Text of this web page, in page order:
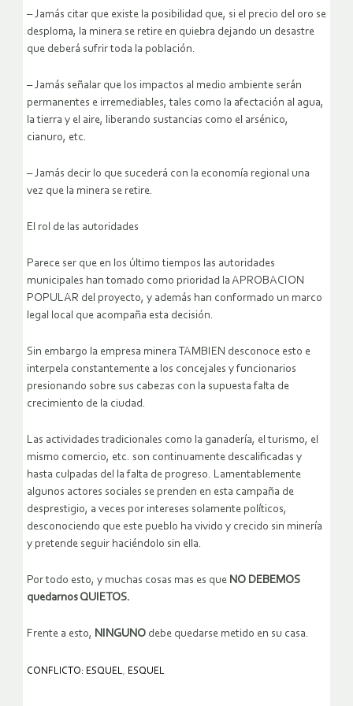
– Jamás citar que existe la posibilidad que, si el precio del oro se
desploma, la minera se retire en quiebra dejando un desastre
que deberá sufrir toda la población.
– Jamás señalar que los impactos al medio ambiente serán
permanentes e irremediables, tales como la afectación al agua,
la tierra y el aire, liberando sustancias como el arsénico,
cianuro, etc.
– Jamás decir lo que sucederá con la economía regional una
vez que la minera se retire.
El rol de las autoridades
Parece ser que en los último tiempos las autoridades
municipales han tomado como prioridad la APROBACION
POPULAR del proyecto, y además han conformado un marco
legal local que acompaña esta decisión.
Sin embargo la empresa minera TAMBIEN desconoce esto e
interpela constantemente a los concejales y funcionarios
presionando sobre sus cabezas con la supuesta falta de
crecimiento de la ciudad.
Las actividades tradicionales como la ganadería, el turismo, el
mismo comercio, etc. son continuamente descalificadas y
hasta culpadas del la falta de progreso. Lamentablemente
algunos actores sociales se prenden en esta campaña de
desprestigio, a veces por intereses solamente políticos,
desconociendo que este pueblo ha vivido y crecido sin minería
y pretende seguir haciéndolo sin ella.
Por todo esto, y muchas cosas mas es que NO DEBEMOS
quedarnos QUIETOS.
Frente a esto, NINGUNO debe quedarse metido en su casa.
CONFLICTO: ESQUEL, ESQUEL